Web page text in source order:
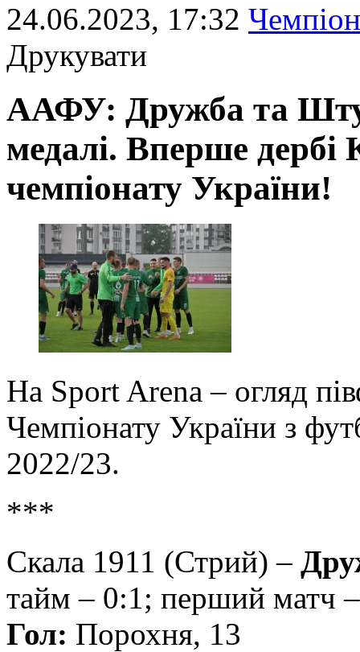
24.06.2023, 17:32
Друкувати
ААФУ: Дружба та
медалі. Вперше дербі
чемпіонату України!
На Sport Arena – огляд
Чемпіонату України з
2022/23.
***
Скала 1911 (Стрий) –
тайм ‒ 0:1; перший матч
Гол: Порохня, 13